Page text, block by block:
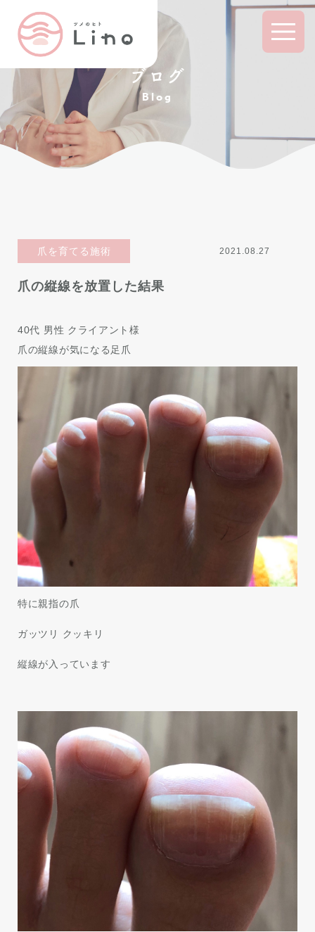
ブログ
Blog
爪を育てる施術 2021.08.27
爪の縦線を放置した結果
40代 男性 クライアント様
爪の縦線が気になる足爪
特に親指の爪
ガッツリ クッキリ
縦線が入っています